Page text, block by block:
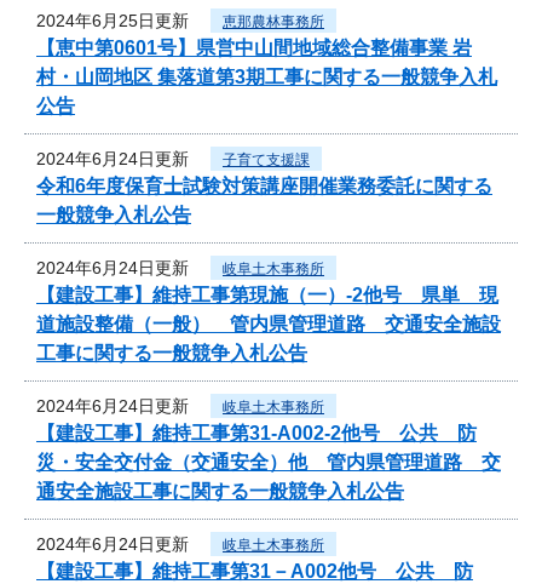
2024年6月25日更新 恵那農林事務所
【恵中第0601号】県営中山間地域総合整備事業 岩
村・山岡地区 集落道第3期工事に関する一般競争入札
公告
2024年6月24日更新 子育て支援課
令和6年度保育士試験対策講座開催業務委託に関する
一般競争入札公告
2024年6月24日更新 岐阜土木事務所
【建設工事】維持工事第現施（一）-2他号 県単 現
道施設整備（一般） 管内県管理道路 交通安全施設
工事に関する一般競争入札公告
2024年6月24日更新 岐阜土木事務所
【建設工事】維持工事第31-A002-2他号 公共 防
災・安全交付金（交通安全）他 管内県管理道路 交
通安全施設工事に関する一般競争入札公告
2024年6月24日更新 岐阜土木事務所
【建設工事】維持工事第31－A002他号 公共 防